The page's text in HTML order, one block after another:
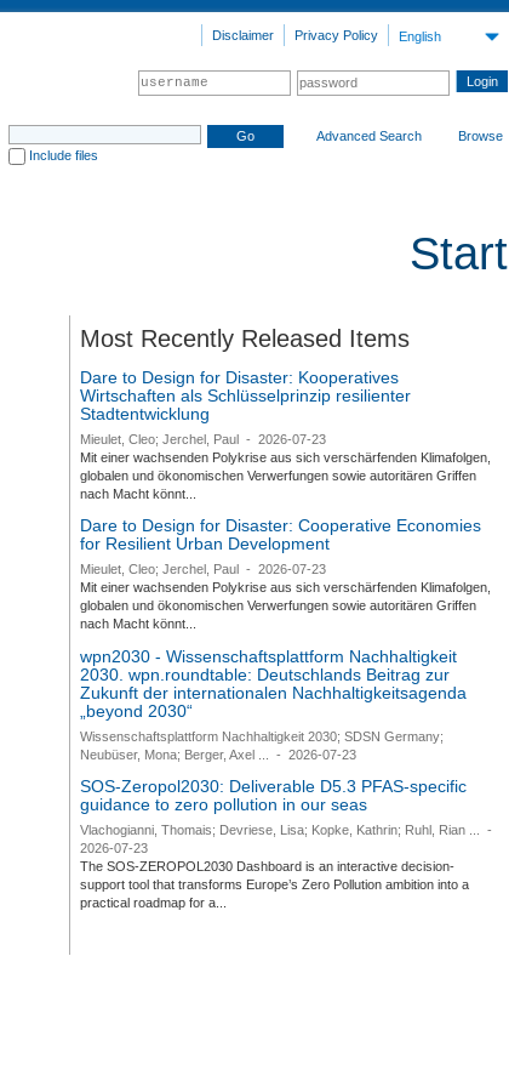
English
Privacy Policy
Disclaimer
Include files
Advanced Search Browse
Start
Most Recently Released Items
Dare to Design for Disaster: Kooperatives
Wirtschaften als Schlüsselprinzip resilienter
Stadtentwicklung
Mieulet, Cleo; Jerchel, Paul -
2026-07-23
Mit einer wachsenden Polykrise aus sich verschärfenden Klimafolgen,
globalen und ökonomischen Verwerfungen sowie autoritären Griffen
nach Macht könnt...
Dare to Design for Disaster: Cooperative Economies
for Resilient Urban Development
Mieulet, Cleo; Jerchel, Paul -
2026-07-23
Mit einer wachsenden Polykrise aus sich verschärfenden Klimafolgen,
globalen und ökonomischen Verwerfungen sowie autoritären Griffen
nach Macht könnt...
wpn2030 - Wissenschaftsplattform Nachhaltigkeit
2030. wpn.roundtable: Deutschlands Beitrag zur
Zukunft der internationalen Nachhaltigkeitsagenda
„beyond 2030“
Wissenschaftsplattform Nachhaltigkeit 2030; SDSN Germany;
Neubüser, Mona; Berger, Axel ...
- 2026-07-23
SOS-Zeropol2030: Deliverable D5.3 PFAS-specific
guidance to zero pollution in our seas
Vlachogianni, Thomais; Devriese, Lisa; Kopke, Kathrin; Ruhl, Rian ...
-
2026-07-23
The SOS-ZEROPOL2030 Dashboard is an interactive decision-
support tool that transforms Europe’s Zero Pollution ambition into a
practical roadmap for a...